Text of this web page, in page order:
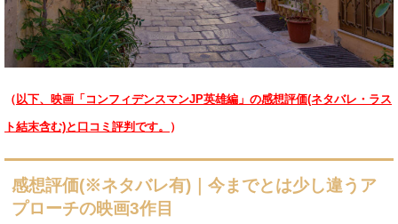
（以下、映画「コンフィデンスマンJP英雄編」の感想評価(ネタバレ・ラス
ト結末含む)と口コミ評判です。 ）
感想評価(※ネタバレ有)｜今までとは少し違うア
プローチの映画3作目